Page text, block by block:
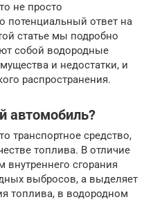
не просто
потенциальный ответ на
статье мы подробно
собой водородные
и недостатки, и
распространения.
автомобиль?
транспортное средство,
топлива. В отличие
внутреннего сгорания
выбросов, а выделяет
топлива, в водородном